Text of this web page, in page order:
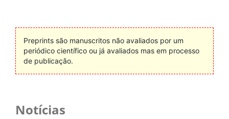
Preprints são manuscritos não avaliados por um
periódico científico ou já avaliados mas em processo
de publicação.
Notícias